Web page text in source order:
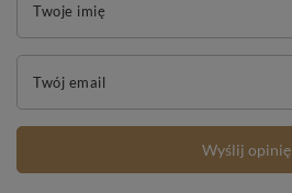
Twoje imię
Twój email
Wyślij opinię